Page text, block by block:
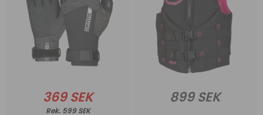
369 SEK
599 SEK
899 SEK